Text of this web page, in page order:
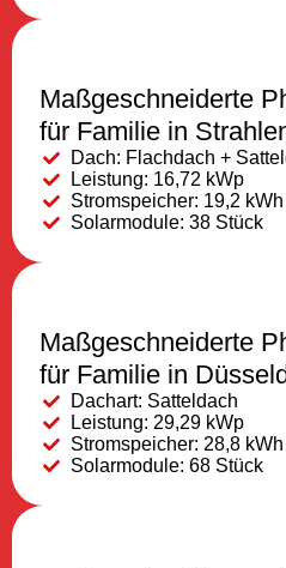
Maßgeschneiderte
für Familie in
Dach: Flachdach +
Leistung: 16,72 kWp
Stromspeicher: 19,2 kWh
Solarmodule: 38 Stück
Maßgeschneiderte
für Familie in
Dachart: Satteldach
Leistung: 29,29 kWp
Stromspeicher: 28,8 kWh
Solarmodule: 68 Stück